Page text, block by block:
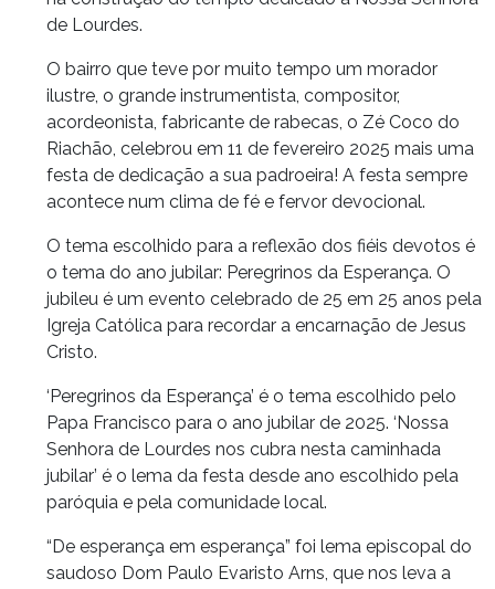
de Lourdes.
O bairro que teve por muito tempo um morador
ilustre, o grande instrumentista, compositor,
acordeonista, fabricante de rabecas, o Zé Coco do
Riachão, celebrou em 11 de fevereiro 2025 mais uma
festa de dedicação a sua padroeira! A festa sempre
acontece num clima de fé e fervor devocional.
O tema escolhido para a reflexão dos fiéis devotos é
o tema do ano jubilar: Peregrinos da Esperança. O
jubileu é um evento celebrado de 25 em 25 anos pela
Igreja Católica para recordar a encarnação de Jesus
Cristo.
‘Peregrinos da Esperança’ é o tema escolhido pelo
Papa Francisco para o ano jubilar de 2025. ‘Nossa
Senhora de Lourdes nos cubra nesta caminhada
jubilar’ é o lema da festa desde ano escolhido pela
paróquia e pela comunidade local.
“De esperança em esperança” foi lema episcopal do
saudoso Dom Paulo Evaristo Arns, que nos leva a